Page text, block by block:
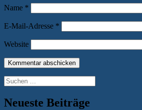
Name *
E-Mail-Adresse *
Website
Suchen
nach:
Neueste Beiträge